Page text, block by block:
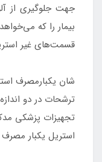
جهت جلوگیری از
بیمار را که
قسمت‌های غیر
شان یکبارمصرف
تجهیزات پزشکی
استریل یکبار مصرف